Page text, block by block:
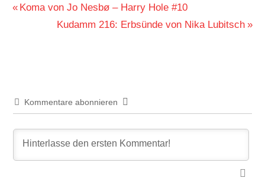
Beitragsnavigation
Vorheriger
Koma von Jo Nesbø – Harry Hole #10
Nächster
Kudamm 216: Erbsünde von Nika Lubitsch
Kommentare abonnieren